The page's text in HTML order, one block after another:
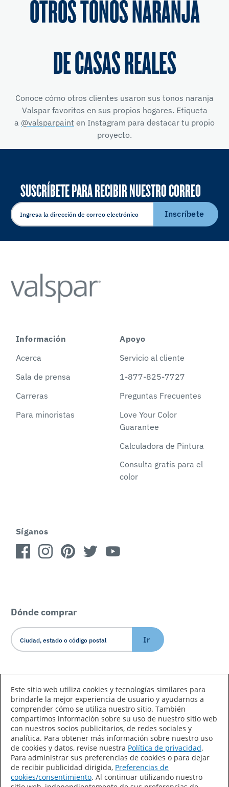
OTROS TONOS NARANJA
DE CASAS REALES
Conoce cómo otros clientes usaron sus tonos naranja
Valspar favoritos en sus propios hogares. Etiqueta
a @valsparpaint en Instagram para destacar tu propio
proyecto.
SUSCRÍBETE PARA RECIBIR NUESTRO CORREO
ELECTRÓNICO
Inscríbete
Información
Acerca
Sala de prensa
Carreras
Para minoristas
Apoyo
Servicio al cliente
1-877-825-7727
Preguntas Frecuentes
Love Your Color
Guarantee
Calculadora de Pintura
Consulta gratis para el
color
Síganos
Dónde comprar
Ir
Declaración de accesibilidad
Mapa del sitio
Términos de uso
Privacidad
Este sitio web utiliza cookies y tecnologías similares para
brindarle la mejor experiencia de usuario y ayudarnos a
comprender cómo se utiliza nuestro sitio. También
compartimos información sobre su uso de nuestro sitio web
con nuestros socios publicitarios, de redes sociales y
analítica. Para obtener más información sobre nuestro uso
de cookies y datos, revise nuestra Política de privacidad.
Para administrar sus preferencias de cookies o para dejar
de recibir publicidad dirigida, Preferencias de
cookies/consentimiento. Al continuar utilizando nuestro